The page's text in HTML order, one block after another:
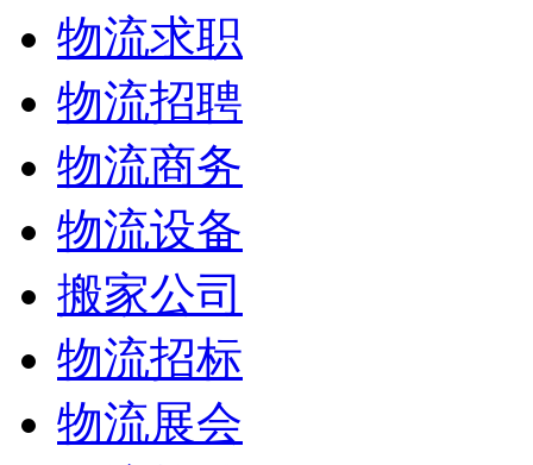
物流求职
物流招聘
物流商务
物流设备
搬家公司
物流招标
物流展会